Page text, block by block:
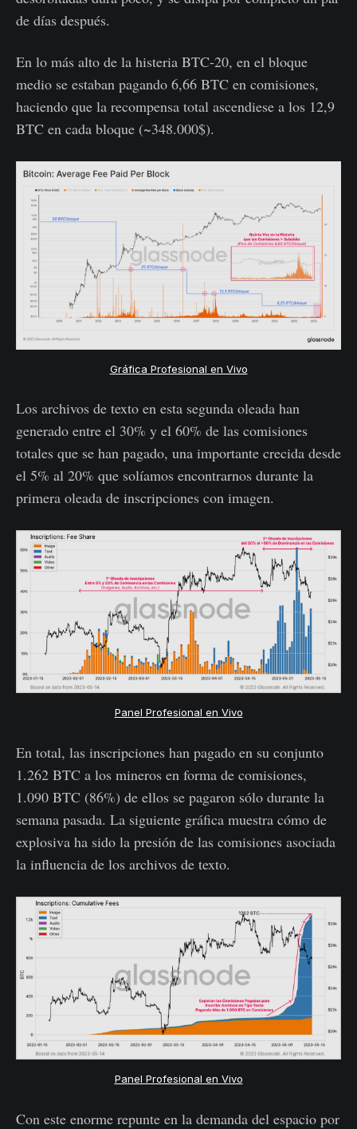
de días después.
En lo más alto de la histeria BTC-20, en el bloque
medio se estaban pagando 6,66 BTC en comisiones,
haciendo que la recompensa total ascendiese a los 12,9
BTC en cada bloque (~348.000$).
Gráfica Profesional en Vivo
Los archivos de texto en esta segunda oleada han
generado entre el 30% y el 60% de las comisiones
totales que se han pagado, una importante crecida desde
el 5% al 20% que solíamos encontrarnos durante la
primera oleada de inscripciones con imagen.
Panel Profesional en Vivo
En total, las inscripciones han pagado en su conjunto
1.262 BTC a los mineros en forma de comisiones,
1.090 BTC (86%) de ellos se pagaron sólo durante la
semana pasada. La siguiente gráfica muestra cómo de
explosiva ha sido la presión de las comisiones asociada
la influencia de los archivos de texto.
Panel Profesional en Vivo
Con este enorme repunte en la demanda del espacio por